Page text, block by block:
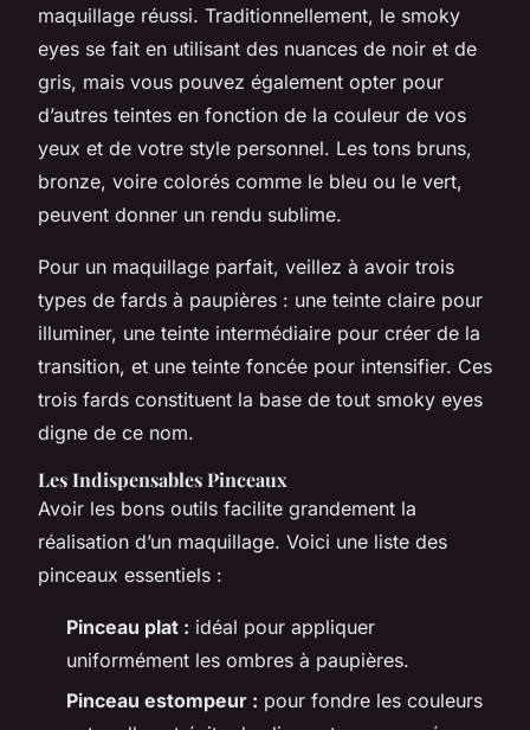
maquillage réussi. Traditionnellement, le smoky
eyes se fait en utilisant des nuances de noir et de
gris, mais vous pouvez également opter pour
d’autres teintes en fonction de la couleur de vos
yeux et de votre style personnel. Les tons bruns,
bronze, voire colorés comme le bleu ou le vert,
peuvent donner un rendu sublime.
Pour un maquillage parfait, veillez à avoir trois
types de fards à paupières : une teinte claire pour
illuminer, une teinte intermédiaire pour créer de la
transition, et une teinte foncée pour intensifier. Ces
trois fards constituent la base de tout smoky eyes
digne de ce nom.
Les Indispensables Pinceaux
Avoir les bons outils facilite grandement la
réalisation d’un maquillage. Voici une liste des
pinceaux essentiels :
Pinceau plat : idéal pour appliquer
uniformément les ombres à paupières.
Pinceau estompeur : pour fondre les couleurs